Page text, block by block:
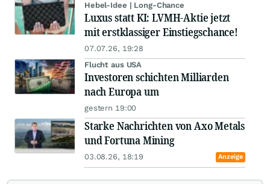
Hebel-Idee | Long-Chance
Luxus statt KI: LVMH-Aktie jetzt
mit erstklassiger Einstiegschance!
07.07.26, 19:28
Flucht aus USA
Investoren schichten Milliarden
nach Europa um
gestern 19:00
Starke Nachrichten von Axo Metals
und Fortuna Mining
03.08.26, 18:19 Anzeige